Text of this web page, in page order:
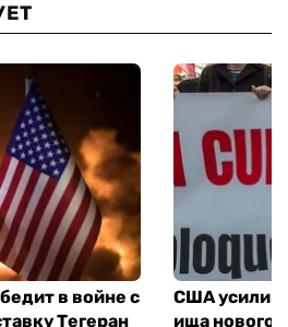
в войне с
Тегеран
США
ища нового